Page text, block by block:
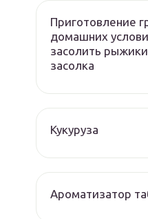
Приготовление
домашних
засолить
засолка
Кукуруза
Ароматизатор